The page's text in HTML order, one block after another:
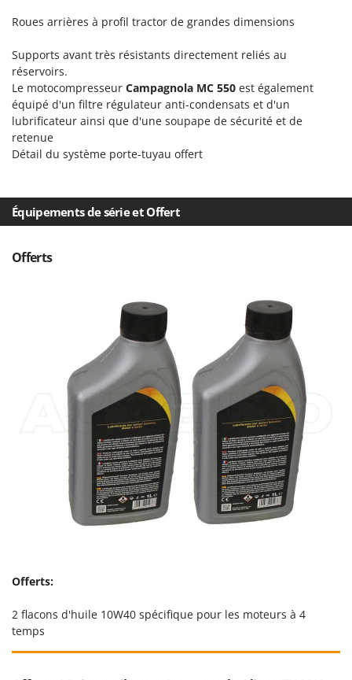
Sunseeker
T
Tecla
TecnoGen
Tellarini Pompe
Tenco
Tineco
Tornado
Trev - Abrek - TecnoVIR
Troy-Bilt
Udor
Unger
Verdemax
Vesco
WIDU
Wiper EcoRobot
Roues arrières à profil tractor de grandes dimensions
Supports avant très résistants directement reliés au
réservoirs.
Le motocompresseur Campagnola MC 550 est également
équipé d'un filtre régulateur anti-condensats et d'un
lubrificateur ainsi que d'une soupape de sécurité et de
retenue
Détail du système porte-tuyau offert
Équipements de série et Offert
Offerts
Offerts:
2 flacons d'huile 10W40 spécifique pour les moteurs à 4
temps